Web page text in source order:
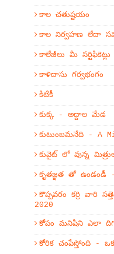
కాల చతుష్టయం
కాల నిర్వహణ లేదా
కాలేజీలు మీ
కాళిదాసు గర్వభంగం
కిటికీ
కుక్క - అద్దాల మేడ
కుటుంబమనేది - A
కువైట్ లో వున్న
కృతజ్ఞత తో ఉండండీ
కొప్పవరం కర్రి వారి
2020
కోపం మనిషిని ఎలా
కోరిక చంపేస్తోంది -